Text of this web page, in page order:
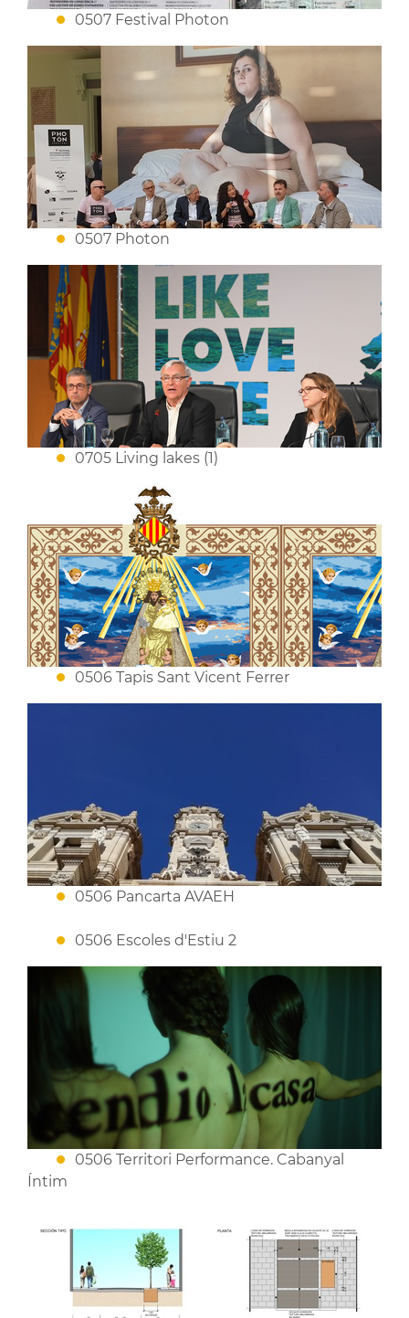
0507 Festival Photon
0507 Photon
0705 Living lakes (1)
0506 Tapis Sant Vicent Ferrer
0506 Pancarta AVAEH
0506 Escoles d'Estiu 2
0506 Territori Performance. Cabanyal
Íntim